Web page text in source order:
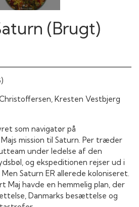
(Brugt)
Kresten Vestbjerg
som navigatør på
mission til Saturn. Per træder
under ledelse af den
og ekspeditionen rejser ud i
Saturn ER allerede koloniseret.
Maj havde en hemmelig plan, der
Danmarks besættelse og